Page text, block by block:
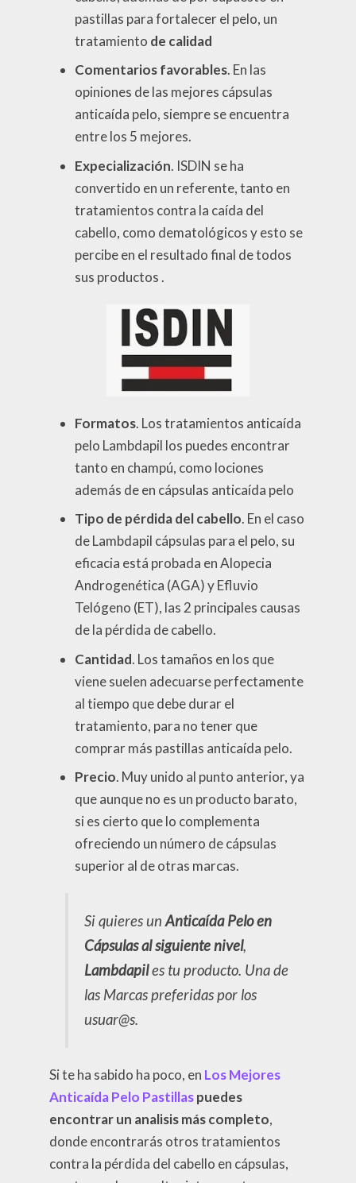
pastillas para fortalecer el pelo, un
tratamiento de calidad
Comentarios favorables. En las
opiniones de las mejores cápsulas
anticaída pelo, siempre se encuentra
entre los 5 mejores.
Expecialización. ISDIN se ha
convertido en un referente, tanto en
tratamientos contra la caída del
cabello, como dematológicos y esto se
percibe en el resultado final de todos
sus productos .
Formatos. Los tratamientos anticaída
pelo Lambdapil los puedes encontrar
tanto en champú, como lociones
además de en cápsulas anticaída pelo
Tipo de pérdida del cabello. En el caso
de Lambdapil cápsulas para el pelo, su
eficacia está probada en Alopecia
Androgenética (AGA) y Efluvio
Telógeno (ET), las 2 principales causas
de la pérdida de cabello.
Cantidad. Los tamaños en los que
viene suelen adecuarse perfectamente
al tiempo que debe durar el
tratamiento, para no tener que
comprar más pastillas anticaída pelo.
Precio. Muy unido al punto anterior, ya
que aunque no es un producto barato,
si es cierto que lo complementa
ofreciendo un número de cápsulas
superior al de otras marcas.
Si quieres un Anticaída Pelo en
Cápsulas al siguiente nivel,
Lambdapiles tu producto. Una de
las Marcas preferidas por los
usuar@s.
Si te ha sabido ha poco, en Los Mejores
Anticaída Pelo Pastillaspuedes
encontrar un analisis más completo,
donde encontrarás otros tratamientos
contra la pérdida del cabello en cápsulas,